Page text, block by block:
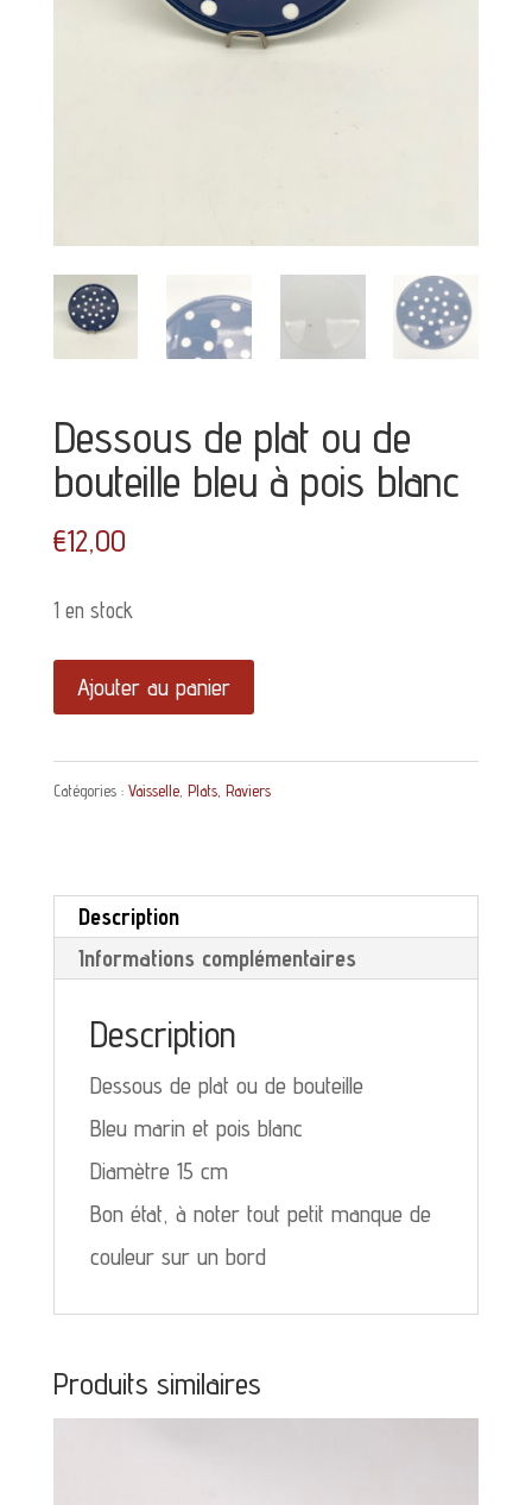
Dessous de plat ou de
bouteille bleu à pois blanc
€12,00
1 en stock
quantité
de
Dessous
ou
de
bouteille
Ajouter au panier
Catégories : Vaisselle, Plats, Raviers
Description
Informations complémentaires
Description
Dessous de plat ou de bouteille
Bleu marin et pois blanc
Diamètre 15 cm
Bon état, à noter tout petit manque de
couleur sur un bord
Produits similaires